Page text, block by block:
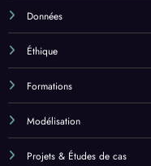
Données
Éthique
Formations
Modélisation
Projets & Études de cas